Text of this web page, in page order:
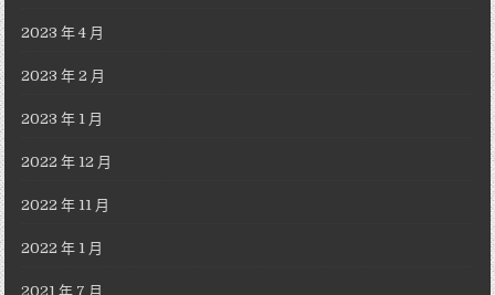
2023 年 4 月
2023 年 2 月
2023 年 1 月
2022 年 12 月
2022 年 11 月
2022 年 1 月
2021 年 7 月